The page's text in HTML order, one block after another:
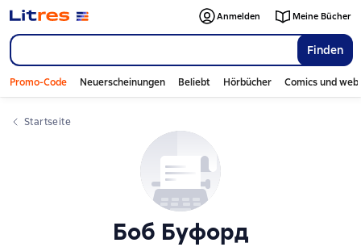
Finden
Anmelden Meine Bücher
Promo-Code Neuerscheinungen Beliebt Hörbücher Comics und
Startseite
Боб Буфорд
Слайдер с книгами
Слайдер с книгами